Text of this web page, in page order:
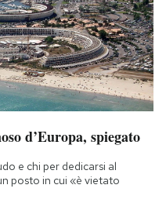
d’Europa, spiegato
e chi per dedicarsi al
posto in cui «è vietato